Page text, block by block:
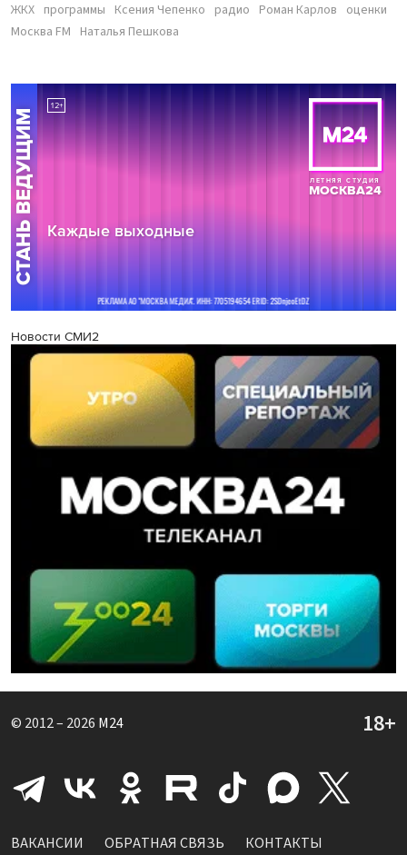
ЖКХ программы Ксения Чепенко радио Роман Карлов оценки
Москва FM Наталья Пешкова
Новости СМИ2
© 2012 – 2026 M24
ВАКАНСИИ ОБРАТНАЯ СВЯЗЬ
КОНТАКТЫ